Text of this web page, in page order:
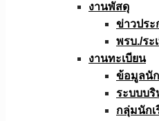
งานพัสดุ
ข่าวประ
พรบ./ระ
งานทะเบียน
ข้อมูลนัก
ระบบบริ
กลุ่มนัก